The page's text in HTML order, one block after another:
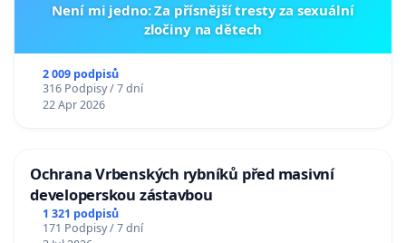
Není mi jedno: Za přísnější tresty za sexuální
zločiny na dětech
2 009 podpisů
316 Podpisy / 7 dní
22 Apr 2026
Ochrana Vrbenských rybníků před masivní
developerskou zástavbou
1 321 podpisů
171 Podpisy / 7 dní